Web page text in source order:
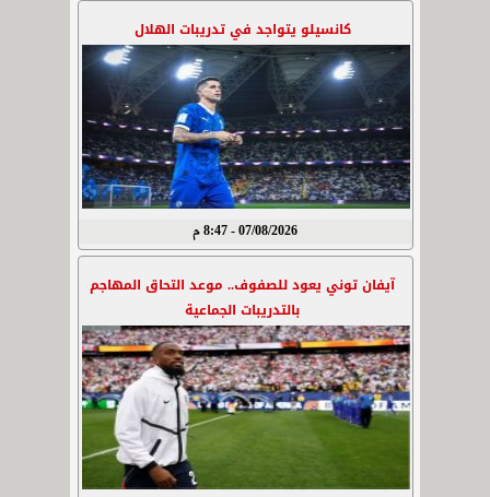
كانسيلو يتواجد في تدريبات الهلال
07/08/2026 - 8:47 م
آيفان توني يعود للصفوف.. موعد التحاق المهاجم
بالتدريبات الجماعية